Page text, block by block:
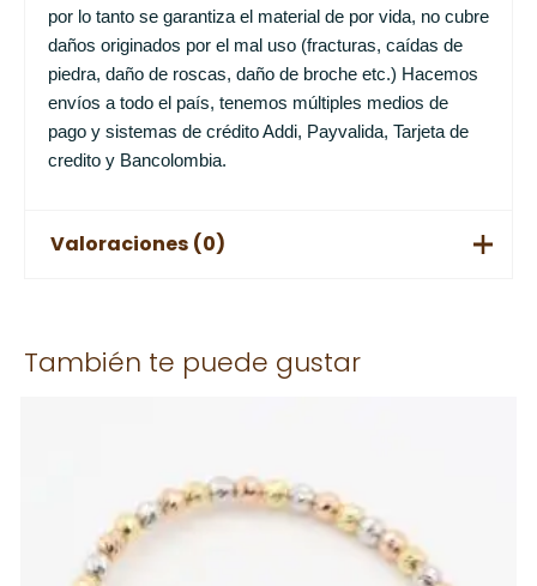
por lo tanto se garantiza el material de por vida, no cubre
daños originados por el mal uso (fracturas, caídas de
piedra, daño de roscas, daño de broche etc.) Hacemos
envíos a todo el país, tenemos múltiples medios de
pago y sistemas de crédito Addi, Payvalida, Tarjeta de
credito y Bancolombia.
Valoraciones (0)
Solo los usuarios registrados que hayan comprado este
También te puede gustar